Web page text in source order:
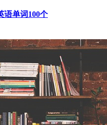
语单词100个